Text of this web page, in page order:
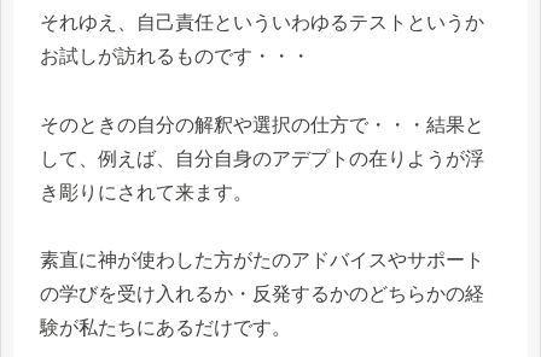
それゆえ、自己責任といういわゆるテストというか
お試しが訪れるものです・・・
そのときの自分の解釈や選択の仕方で・・・結果と
して、例えば、自分自身のアデプトの在りようが浮
き彫りにされて来ます。
素直に神が使わした方がたのアドバイスやサポート
の学びを受け入れるか・反発するかのどちらかの経
験が私たちにあるだけです。